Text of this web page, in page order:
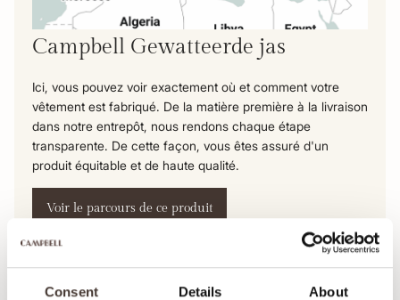
Consent Details About
Campbell Gewatteerde jas
Ici, vous pouvez voir exactement où et comment votre
vêtement est fabriqué. De la matière première à la livraison
dans notre entrepôt, nous rendons chaque étape
transparente. De cette façon, vous êtes assuré d'un
produit équitable et de haute qualité.
Voir le parcours de ce produit